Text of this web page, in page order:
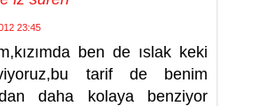
23:45
ben de ıslak keki
tarif de benim
daha kolaya benziyor